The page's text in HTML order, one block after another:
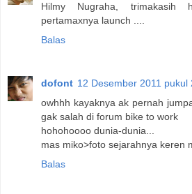
Hilmy Nugraha, trimakasih
pertamaxnya launch ....
Balas
dofont 12 Desember 2011 pukul
owhhh kayaknya ak pernah
gak salah di forum bike to work
hohohoooo dunia-dunia...
mas miko>foto sejarahnya keren
Balas